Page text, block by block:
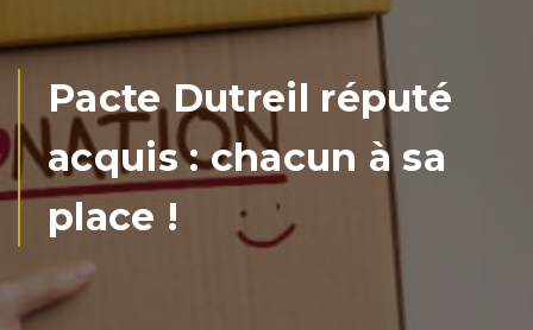
Pacte Dutreil réputé
acquis : chacun à sa
place !